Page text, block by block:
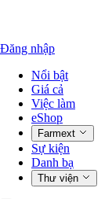
Đăng nhập
Nổi bật
Giá cả
Việc làm
eShop
Farmext
Sự kiện
Danh bạ
Thư viện